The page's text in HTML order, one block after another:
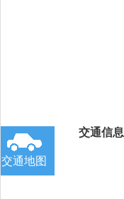
交通地图
交通信息